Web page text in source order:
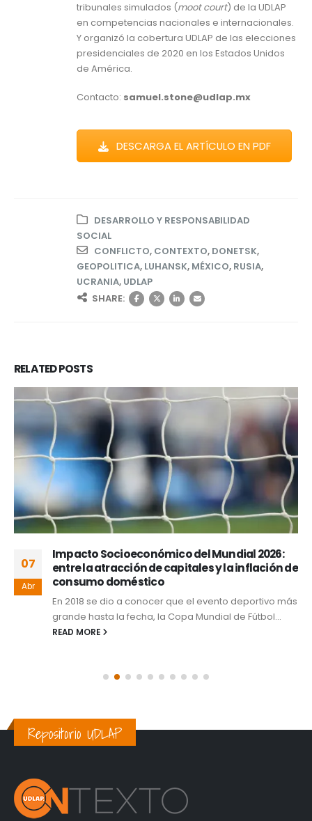
tribunales simulados (moot court) de la UDLAP
en competencias nacionales e internacionales.
Y organizó la cobertura UDLAP de las elecciones
presidenciales de 2020 en los Estados Unidos
de América.
Contacto: samuel.stone@udlap.mx
DESCARGA EL ARTÍCULO EN PDF
DESARROLLO Y RESPONSABILIDAD
SOCIAL
CONFLICTO, CONTEXTO, DONETSK,
GEOPOLITICA, LUHANSK, MÉXICO, RUSIA,
UCRANIA, UDLAP
SHARE:
RELATEDPOSTS
07
Abr
Impacto Socioeconómico del Mundial 2026:
entre la atracción de capitales y la inflación de
consumo doméstico
En 2018 se dio a conocer que el evento deportivo más
grande hasta la fecha, la Copa Mundial de Fútbol...
READ MORE
Repositorio UDLAP